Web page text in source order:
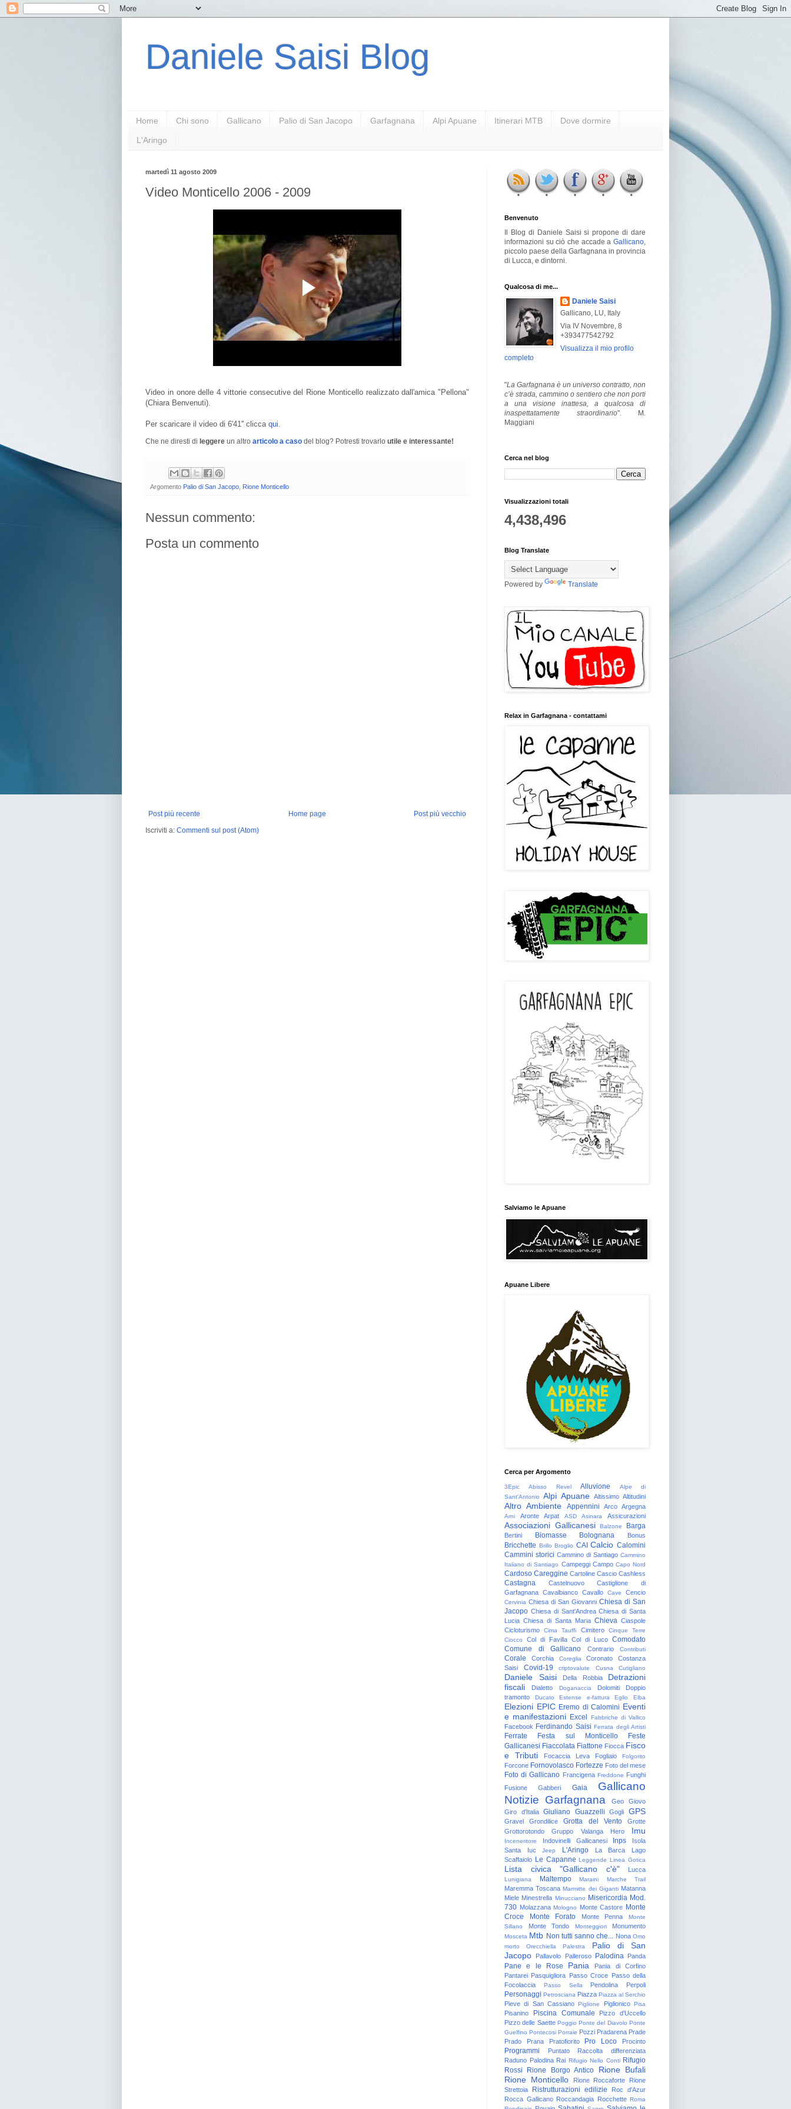
Daniele Saisi Blog
Home Chi sono Gallicano Palio di San Jacopo Garfagnana Alpi Apuane Itinerari MTB Dove dormire
L'Aringo
martedì 11 agosto 2009
Video Monticello 2006 - 2009
Video in onore delle 4 vittorie consecutive del Rione Monticello realizzato dall'amica "Pellona"
(Chiara Benvenuti).
Per scaricare il video di 6'41'' clicca qui.
Che ne diresti di leggere un altro articolo a caso del blog? Potresti trovarlo utile e interessante!
Argomento Palio di San Jacopo Rione Monticello
Nessun commento:
Posta un commento
Post più recente Post più vecchio
Home page
Iscriviti a: Commenti sul post (Atom)
Benvenuto
Il Blog di Daniele Saisi si propone di dare
informazioni su ciò che accade a Gallicano
piccolo paese della Garfagnana in provincia
di Lucca, e dintorni.
Qualcosa di me...
Daniele Saisi
Gallicano, LU, Italy
Via IV Novembre, 8
+393477542792
Visualizza il mio profilo
completo
"La Garfagnana è un universo contratto, non
c’è strada, cammino o sentiero che non porti
a una visione inattesa, a qualcosa di
inaspettatamente straordinario". M.
Maggiani
Cerca nel blog
Visualizzazioni totali
4,438,496
Blog Translate
Powered by Translate
Relax in Garfagnana - contattami
Salviamo le Apuane
Apuane Libere
Cerca per Argomento
3Epic Abisso Revel Alluvione
Alpe di
Sant'Antonio
Alpi Apuane Altissimo Altitudini
Altro Ambiente Appennini Arco Argegna
Arni Aronte Arpat ASD Asinara Assicurazioni
Associazioni Gallicanesi Balzone Barga
Bertini Biomasse Bolognana Bonus
Bricchette Brillo Broglio CAI Calcio Calomini
Cammini storici Cammino di Santiago Cammino
Italiano di Santiago Campeggi Campo Capo Nord
Cardoso Careggine Cartoline Cascio Cashless
Castagna Castelnuovo
Castiglione di
Garfagnana Cavalbianco Cavallo Cave Cencio
Cervinia Chiesa di San Giovanni Chiesa di San
Jacopo Chiesa di Sant'Andrea Chiesa di Santa
Lucia Chiesa di Santa Maria Chieva Ciaspole
Cicloturismo
Cima Tauffi Cimitero
Cinque Terre
Ciocco
Col di Favilla Col di Luco Comodato
Comune di Gallicano
Contrario Contributi
Corale Corchia Coreglia Coronato
Costanza
Saisi
Covid-19 criptovalute Cusna Cutigliano
Daniele Saisi Della Robbia
Detrazioni
fiscali
Dialetto Doganaccia Dolomiti
Doppio
tramonto
Ducato Estense e-fattura Eglio Elba
Elezioni EPIC Eremo di Calomini Eventi
e manifestazioni Excel Fabbriche di Vallico
Facebook Ferdinando Saisi Ferrata degli Artisti
Ferrate Festa sul Monticello
Feste
Gallicanesi Fiaccolata Fiattone Fiocca Fisco
e Tributi
Focaccia Leva Fogliaio Folgorito
Forcone Fornovolasco Fortezze Foto del mese
Foto di Gallicano Francigena Freddone Funghi
Fusione
Gabberi Gaia
Gallicano
Notizie Garfagnana Geo
Giovo
Giro d'Italia
Giuliano Guazzelli Gogli GPS
Gravel Grondilice Grotta del Vento
Grotte
Grottorotondo
Gruppo Valanga Hero Imu
Inceneritore Indovinelli Gallicanesi Inps
Isola
Santa
Iuc Jeep L'Aringo La Barca
Lago
Scaffaiolo Le Capanne Leggende Linea Gotica
Lista civica "Gallicano c'è" Lucca
Lunigiana Maltempo Maraini Marche Trail
Maremma Toscana Marmitte dei Giganti Matanna
Miele Minestrella Minucciano Misericordia Mod.
730 Molazzana Mologno Monte Castore Monte
Croce
Monte Forato Monte Penna
Monte
Sillano
Monte Tondo Monteggiori Monumento
Mosceta Mtb Non tutti sanno che... Nona Omo
morto
Orecchiella Palestra
Palio di San
Jacopo
Pallavolo Palleroso Palodina Panda
Pane e le Rose Pania
Pania di Corfino
Pantarei Pasquigliora Passo Croce Passo della
Focolaccia
Passo Sella Pendolina Perpoli
Personaggi Petrosciana Piazza Piazza al Serchio
Pieve di San Cassiano Piglione Piglionico Pisa
Pisanino Piscina Comunale
Pizzo d'Uccello
Pizzo delle Saette Poggio Ponte del Diavolo Ponte
Guelfino Pontecosi Porraie Pozzi Pradarena Prade
Prado
Prana Pratofiorito Pro Loco Procinto
Programmi Puntato
Raccolta differenziata
Raduno Palodina Rai Rifugio Nello Conti Rifugio
Rossi
Rione Borgo Antico
Rione Bufali
Rione Monticello
Rione Roccaforte
Rione
Strettoia
Ristrutturazioni edilizie
Roc d'Azur
Rocca Gallicano Roccandagia Rocchette Roma